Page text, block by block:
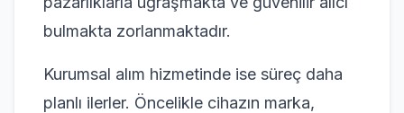
bulmakta zorlanmaktadır.
Kurumsal alım hizmetinde ise süreç daha
planlı ilerler. Öncelikle cihazın marka,